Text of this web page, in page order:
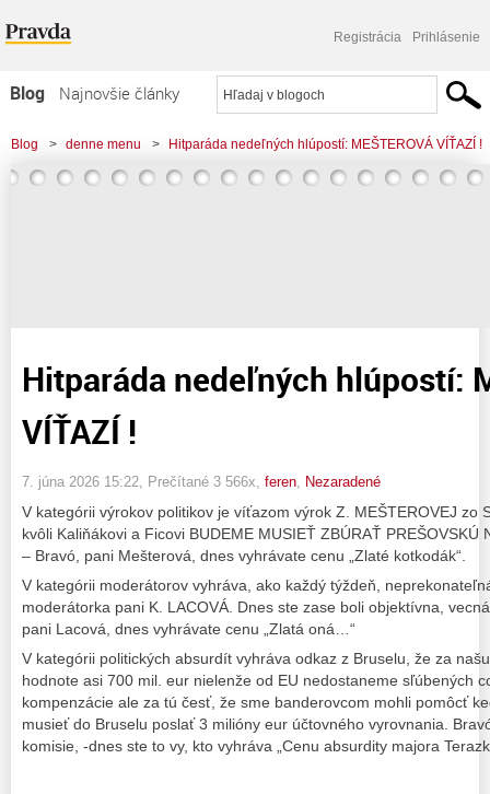
Registrácia Prihlásenie
Blog
Najnovšie články
Najčítanejšie články
Najkomentovanejšie články
Blog > denne menu > Hitparáda nedeľných hlúpostí: MEŠTEROVÁ VÍŤAZÍ !
Hitparáda nedeľných hlúpostí:
VÍŤAZÍ !
7. júna 2026 15:22 , Prečítané 3 566x, feren Nezaradené
V kategórii výrokov politikov je víťazom výrok Z. MEŠTEROVEJ zo
kvôli Kaliňákovi a Ficovi BUDEME MUSIEŤ ZBÚRAŤ PREŠOVSKÚ
– Bravó, pani Mešterová, dnes vyhrávate cenu „Zlaté kotkodák“.
V kategórii moderátorov vyhráva, ako každý týždeň,
moderátorka pani K. LACOVÁ. Dnes ste zase boli objektívna,
pani Lacová, dnes vyhrávate cenu „Zlatá oná…“
V kategórii politických absurdít vyhráva odkaz z Bruselu, že za
hodnote asi 700 mil. eur nielenže od EU nedostaneme sľúbených
kompenzácie ale za tú česť, že sme banderovcom mohli pomôcť
musieť do Bruselu poslať 3 milióny eur účtovného vyrovnania.
komisie, -dnes ste to vy, kto vyhráva „Cenu absurdity majora